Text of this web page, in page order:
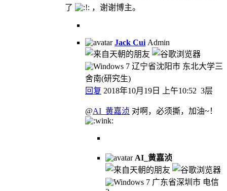
了
，谢谢博主。
Jack Cui Admin
辽宁省沈阳市 东北大学三
舍南(研究生)
回复 2018年10月19日 上午10:52 3层
@AI_黄嘉浈 对啊，必须撕，加油~！
AI_黄嘉浈
广东省深圳市 电信